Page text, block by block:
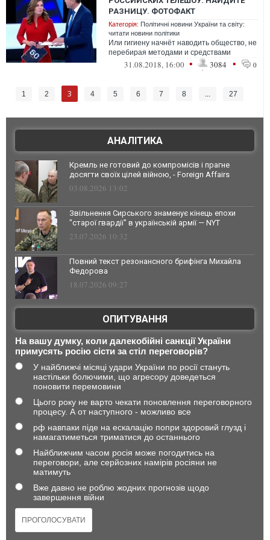
РАЗНИЦУ. ФОТОФАКТ
Категорія: Політичні новини України та світу:
читати новини політики
Или гигиену начнёт наводить общество, не
перебирая методами и средствами
31.08.2018, 16:00 • 3084 • 0
1 2 3 4 5 6 7 8 ... 27
АНАЛІТИКА
Кремль не готовий до компромісів і прагне
досягти своїх цілей війною, - Foreign Affairs
03.08.2026 13:02
Звільнення Сирського знаменує кінець епохи
"старої гвардії" в українській армії — NYT
23.07.2026 10:32
Повний текст резонансного брифінга Михайла
Федорова
18.07.2026 09:27
ОПИТУВАННЯ
На вашу думку, коли далекобійні санкції України
примусять росію сісти за стіл переговорів?
У найближчі місяці удари України по росії стануть
настільки болючими, що агресору доведеться
поновити перемовини
Цього року не варто чекати поновлення переговорного
процесу. А от наступного - можливо все
рф навпаки піде на ескалацію попри здоровий глузд і
намагатиметься триматися до останнього
Найближчим часом росія може погодитись на
переговори, але серйозних намірів росіяни не
матимуть
Вже давно не роблю жодних прогнозів щодо
завершення війни